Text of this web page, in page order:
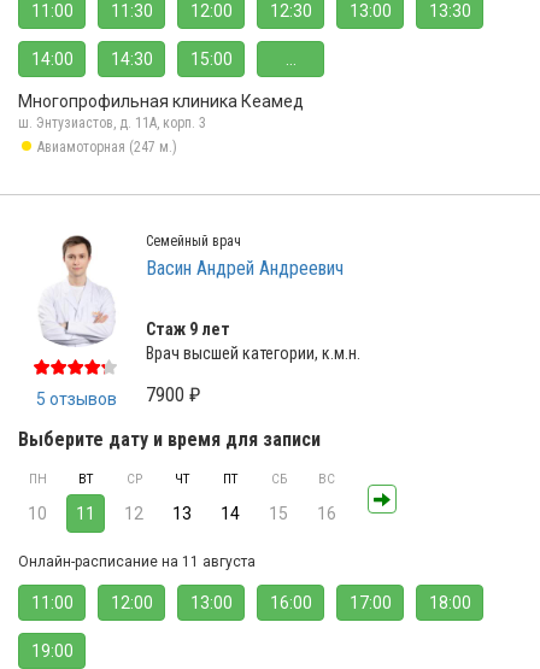
11:00 11:30 12:00 12:30 13:00 13:30
14:00 14:30 15:00
Многопрофильная клиника Кеамед
ш. Энтузиастов, д. 11А, корп. 3
Авиамоторная (247 м.)
5 отзывов
Семейный врач
Васин Андрей Андреевич
Стаж 9 лет
Врач высшей категории, к.м.н.
7900 ₽
Выберите дату и время для записи
ПН
10
ВТ
11
СР
12
ЧТ
13
ПТ
14
СБ
15
ВС
16
Онлайн-расписание на 11 августа
11:00 12:00 13:00 16:00 17:00 18:00
19:00